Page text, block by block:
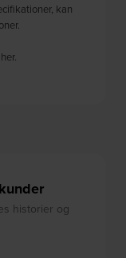
kan
historier og